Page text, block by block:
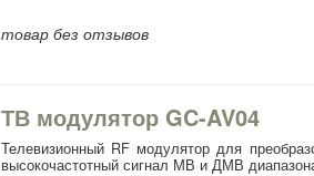
товар без отзывов
ТВ модулятор GC-AV04
Телевизионный RF модулятор для
высокочастотный сигнал МВ и ДМВ